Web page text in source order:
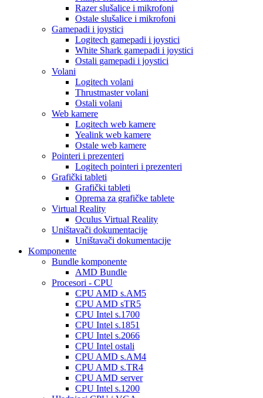
Razer slušalice i mikrofoni
Ostale slušalice i mikrofoni
Gamepadi i joystici
Logitech gamepadi i joystici
White Shark gamepadi i joystici
Ostali gamepadi i joystici
Volani
Logitech volani
Thrustmaster volani
Ostali volani
Web kamere
Logitech web kamere
Yealink web kamere
Ostale web kamere
Pointeri i prezenteri
Logitech pointeri i prezenteri
Grafički tableti
Grafički tableti
Oprema za grafičke tablete
Virtual Reality
Oculus Virtual Reality
Uništavači dokumentacije
Uništavači dokumentacije
Komponente
Bundle komponente
AMD Bundle
Procesori - CPU
CPU AMD s.AM5
CPU AMD sTR5
CPU Intel s.1700
CPU Intel s.1851
CPU Intel s.2066
CPU Intel ostali
CPU AMD s.AM4
CPU AMD s.TR4
CPU AMD server
CPU Intel s.1200